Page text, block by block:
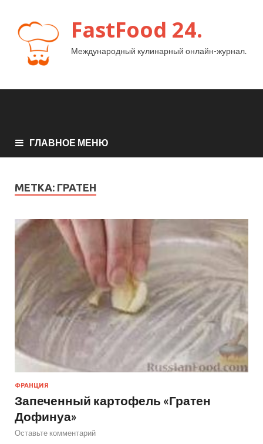
FastFood 24.
Международный кулинарный онлайн-журнал.
ГЛАВНОЕ МЕНЮ
МЕТКА: ГРАТЕН
ФРАНЦИЯ
Запеченный картофель «Гратен
Дофинуа»
Оставьте комментарий